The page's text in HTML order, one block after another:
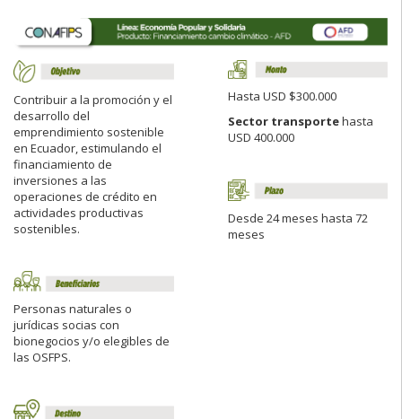
Contribuir a la promoción y el
desarrollo del
emprendimiento sostenible
en Ecuador, estimulando el
financiamiento de
inversiones a las
operaciones de crédito en
actividades productivas
sostenibles.
Personas naturales o
jurídicas socias con
bionegocios y/o elegibles de
las OSFPS.
Hasta USD $300.000
Sector transportehasta
USD 400.000
Desde 24 meses hasta 72
meses